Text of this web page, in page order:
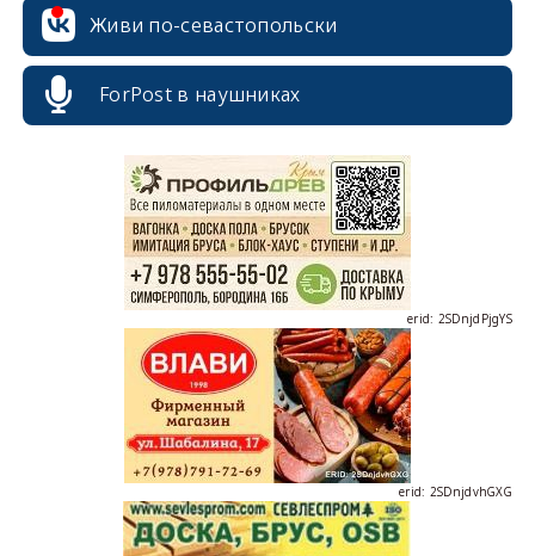
Живи по-севастопольски
ForPost в наушниках
erid: 2SDnjcrDNw6
erid: 2SDnjdvhGXG